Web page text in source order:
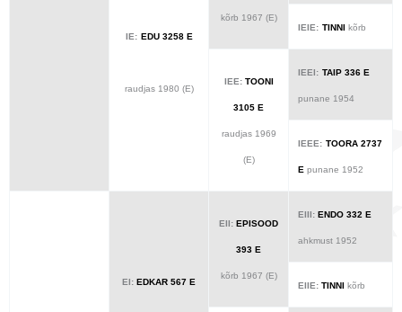
IE: EDU 3258 E
raudjas 1980 (E)
kõrb 1967 (E)
IEIE: TINNI kõrb
IEE: TOONI
3105 E
raudjas 1969
(E)
IEEI: TAIP 336 E
punane 1954
IEEE: TOORA 2737
E punane 1952
EI: EDKAR 567 E
EII: EPISOOD
393 E
kõrb 1967 (E)
EIII: ENDO 332 E
ahkmust 1952
EIIE: TINNI kõrb